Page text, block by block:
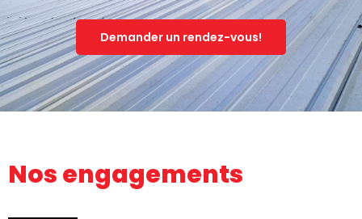
Demander un rendez-vous!
Nos engagements